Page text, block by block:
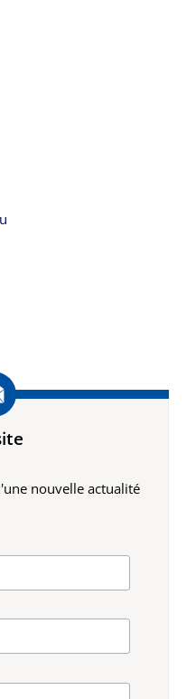
nouvelle actualité